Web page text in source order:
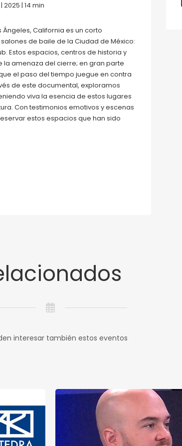
| 14 min
California es un corto
de baile de la Ciudad de México:
Estos espacios, centros de historia y
la amenaza del cierre; en gran parte
el paso del tiempo juegue en contra
de este documental, exploramos
viva la esencia de estos lugares
Con testimonios emotivos y escenas
estos espacios que han sido
interesar también estos eventos